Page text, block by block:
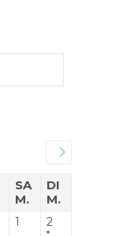
SA
M.
DI
M.
1 2